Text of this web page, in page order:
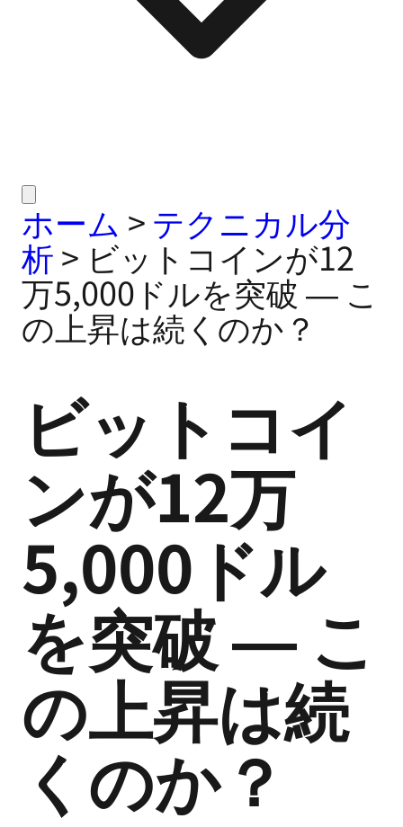
ホーム >テクニカル分
析> ビットコインが12
万5,000ドルを突破 ― こ
の上昇は続くのか？
ビットコイ
ンが12万
5,000ドル
を突破 ― こ
の上昇は続
くのか？